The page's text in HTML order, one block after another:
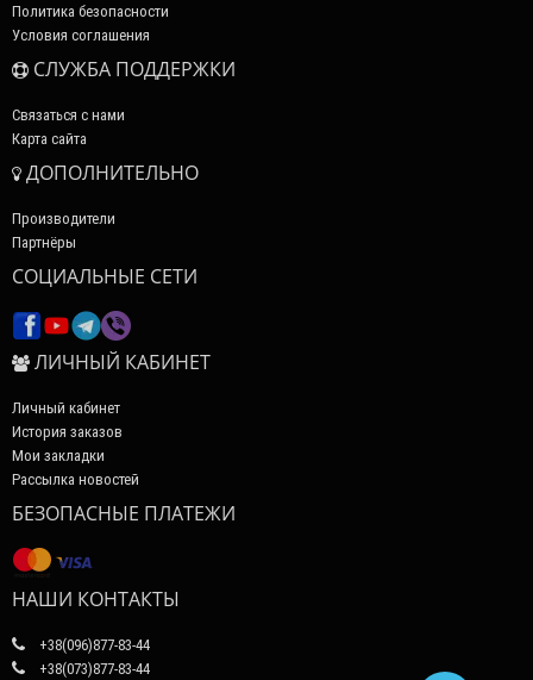
Политика безопасности
Условия соглашения
СЛУЖБА ПОДДЕРЖКИ
Связаться с нами
Карта сайта
ДОПОЛНИТЕЛЬНО
Производители
Партнёры
СОЦИАЛЬНЫЕ СЕТИ
ЛИЧНЫЙ КАБИНЕТ
Личный кабинет
История заказов
Мои закладки
Рассылка новостей
БЕЗОПАСНЫЕ ПЛАТЕЖИ
НАШИ КОНТАКТЫ
+38(096)877-83-44
+38(073)877-83-44